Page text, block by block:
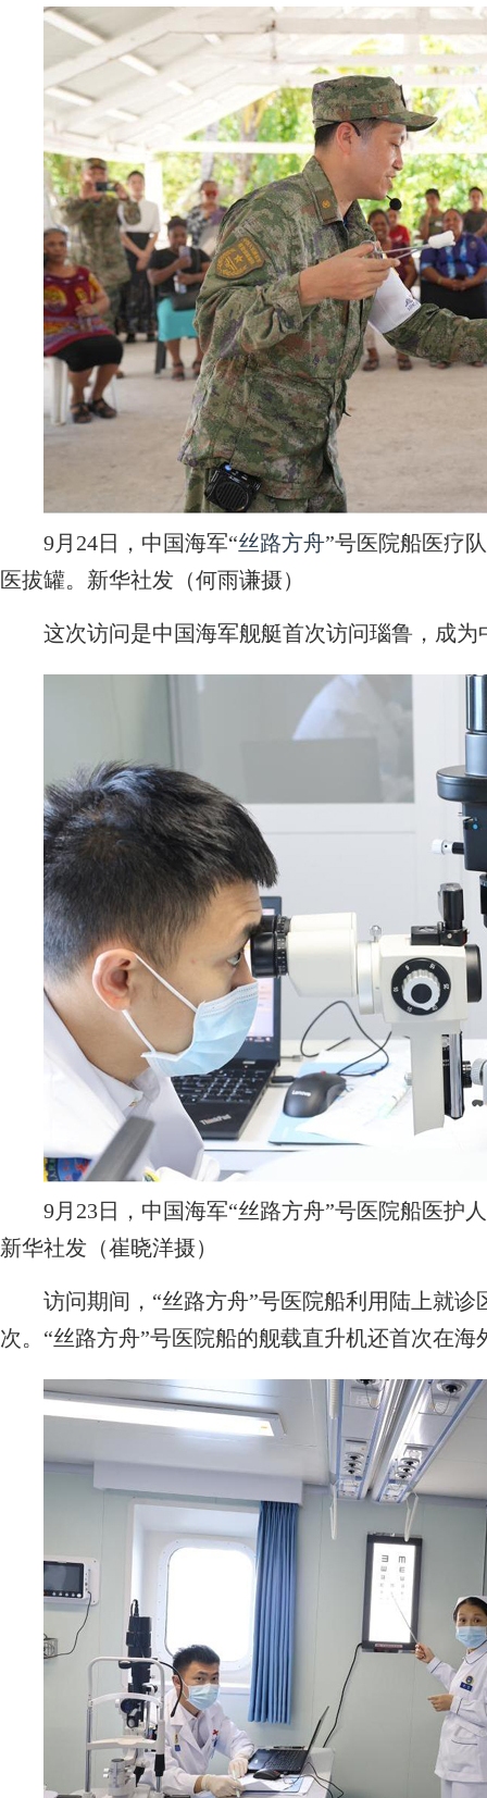
9月24日，中国海军“丝路方舟”号医院船医疗
医拔罐。新华社发（何雨谦摄）
这次访问是中国海军舰艇首次访问瑙鲁，成为
9月23日，中国海军“丝路方舟”号医院船医护
新华社发（崔晓洋摄）
访问期间，“丝路方舟”号医院船利用陆上就诊
次。“丝路方舟”号医院船的舰载直升机还首次在